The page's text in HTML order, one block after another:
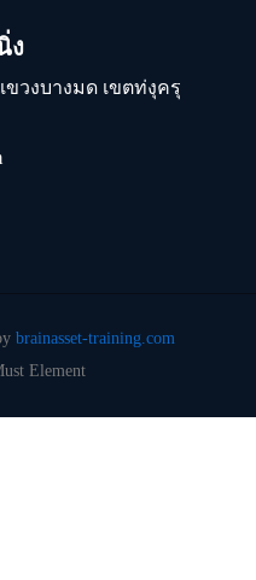
ง
วงบางมด เขตท่งุครุ
brainasset-training.com
Element